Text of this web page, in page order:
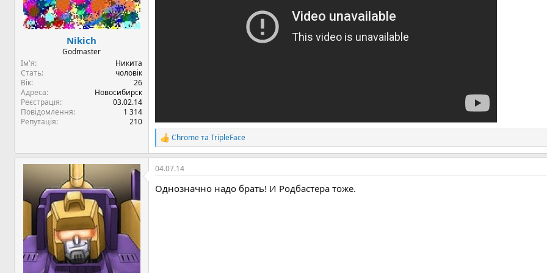
Nikich
Godmaster
Ім'я
Никита
Стать
чоловік
Вік
26
Адреса
Новосибирск
Реєстрація
03.02.14
Повідомлення
1 314
Репутація
210
Р
е
а
к
і
ChromeтаTripleFace
04.07.14
Однозначно надо брать! И Родбастера тоже.